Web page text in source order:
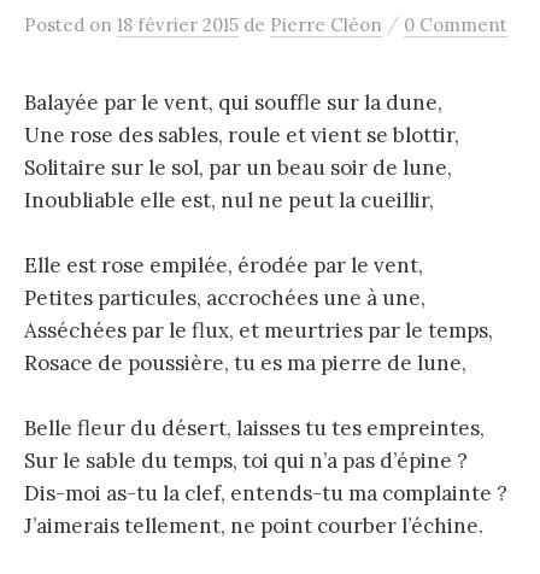
Posted on 18 février 2015 de Pierre Cléon / 0 Comment
Balayée par le vent, qui souffle sur la dune,
Une rose des sables, roule et vient se blottir,
Solitaire sur le sol, par un beau soir de lune,
Inoubliable elle est, nul ne peut la cueillir,
Elle est rose empilée, érodée par le vent,
Petites particules, accrochées une à une,
Asséchées par le flux, et meurtries par le temps,
Rosace de poussière, tu es ma pierre de lune,
Belle fleur du désert, laisses tu tes empreintes,
Sur le sable du temps, toi qui n’a pas d’épine ?
Dis-moi as-tu la clef, entends-tu ma complainte ?
J’aimerais tellement, ne point courber l’échine.